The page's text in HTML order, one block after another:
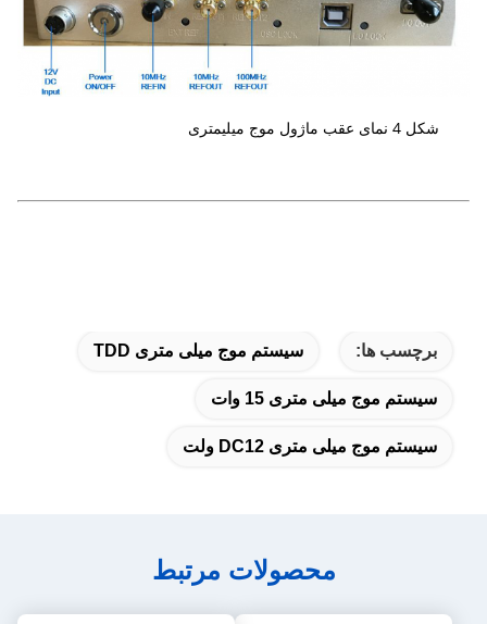
شکل 4 نمای عقب ماژول موج میلیمتری
برچسب ها: سیستم موج میلی متری TDD
سیستم موج میلی متری 15 وات
سیستم موج میلی متری DC12 ولت
محصولات مرتبط